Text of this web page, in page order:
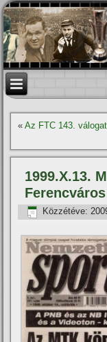
«Az FTC 143.
1999.X.13.
Közzétéve: